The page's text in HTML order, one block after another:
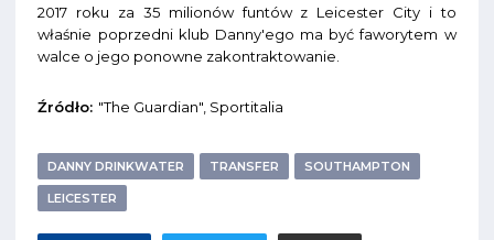
2017 roku za 35 milionów funtów z Leicester City i to
właśnie poprzedni klub Danny'ego ma być faworytem w
walce o jego ponowne zakontraktowanie.
Źródło: "The Guardian", Sportitalia
DANNY DRINKWATER TRANSFER SOUTHAMPTON
LEICESTER